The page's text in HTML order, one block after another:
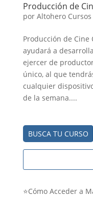
Producción de
por Altohero
Producción de
ayudará a
ejercer de
único, al que
cualquier
de la semana....
BUSCA TU CURSO
⭐Cómo Acceder a